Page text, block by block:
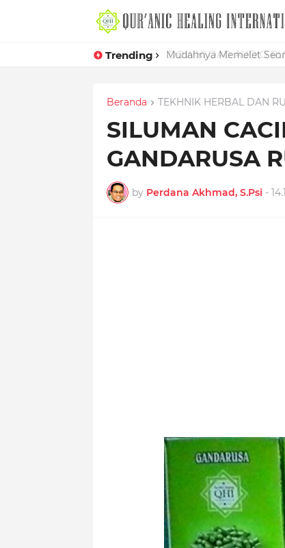
Trending Mudahnya Memelet
Beranda TEKHNIK HERBAL DAN
SILUMAN
GANDARUSA
by Perdana Akhmad, S.Psi -